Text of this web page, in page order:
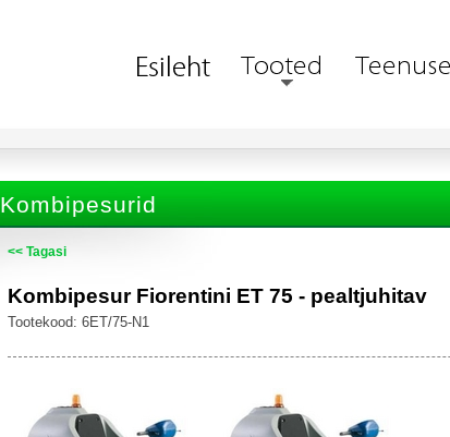
Kombipesurid
<< Tagasi
Kombipesur Fiorentini ET 75 - pealtjuhitav
Tootekood: 6ET/75-N1